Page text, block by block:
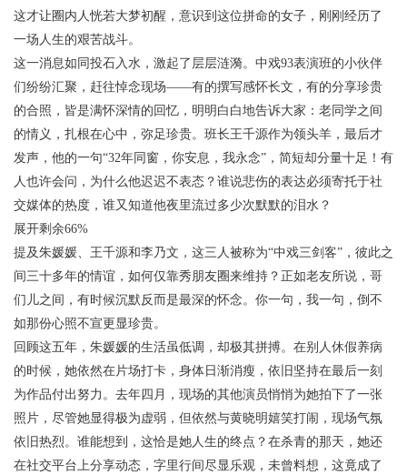
这才让圈内人恍若大梦初醒，意识到这位拼命的女子，刚刚经历了
一场人生的艰苦战斗。
这一消息如同投石入水，激起了层层涟漪。中戏93表演班的小伙伴
们纷纷汇聚，赶往悼念现场——有的撰写感怀长文，有的分享珍贵
的合照，皆是满怀深情的回忆，明明白白地告诉大家：老同学之间
的情义，扎根在心中，弥足珍贵。班长王千源作为领头羊，最后才
发声，他的一句“32年同窗，你安息，我永念”，简短却分量十足！有
人也许会问，为什么他迟迟不表态？谁说悲伤的表达必须寄托于社
交媒体的热度，谁又知道他夜里流过多少次默默的泪水？
展开剩余66%
提及朱媛媛、王千源和李乃文，这三人被称为“中戏三剑客”，彼此之
间三十多年的情谊，如何仅靠秀朋友圈来维持？正如老友所说，哥
们儿之间，有时候沉默反而是最深的怀念。你一句，我一句，倒不
如那份心照不宣更显珍贵。
回顾这五年，朱媛媛的生活虽低调，却极其拼搏。在别人休假养病
的时候，她依然在片场打卡，身体日渐消瘦，依旧坚持在最后一刻
为作品付出努力。去年四月，现场的其他演员悄悄为她拍下了一张
照片，尽管她显得极为虚弱，但依然与黄晓明嬉笑打闹，现场气氛
依旧热烈。谁能想到，这恰是她人生的终点？在杀青的那天，她还
在社交平台上分享动态，字里行间尽显乐观，未曾料想，这竟成了